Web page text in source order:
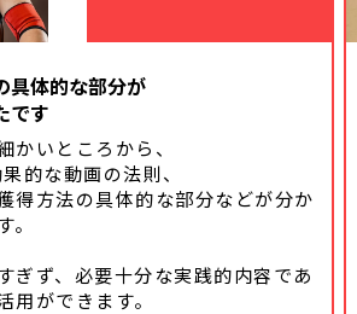
具体的な部分が
です
かいところから、
的な動画の法則、
得方法の具体的な部分などが分か
ぎず、必要十分な実践的内容であ
用ができます。